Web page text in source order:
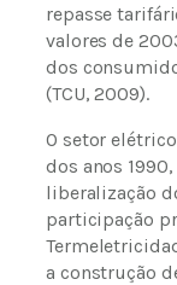
repasse
valores de
dos
(TCU, 2009).
O setor
dos anos
liberalização
participação
a construção